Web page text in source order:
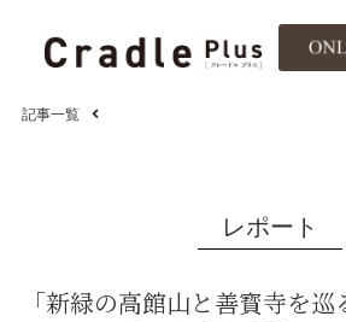
記事一覧
レポート
「新緑の高館山と善寳寺を巡